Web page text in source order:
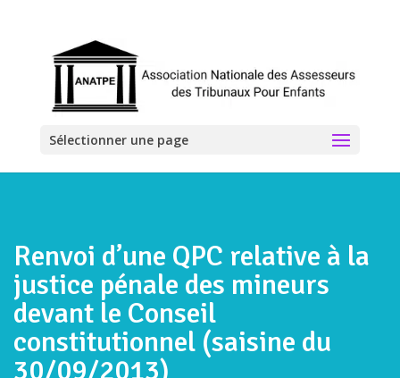
Sélectionner une page
Renvoi d’une QPC relative à la
justice pénale des mineurs
devant le Conseil
constitutionnel (saisine du
30/09/2013)